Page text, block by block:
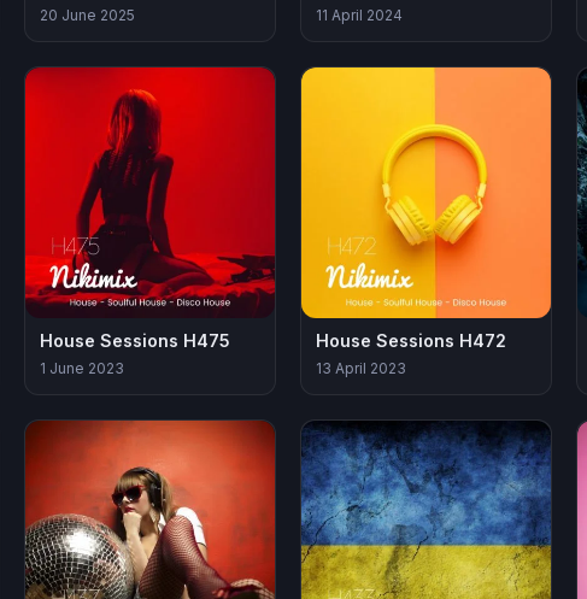
20 June 2025 11 April 2024
House Sessions H475
1 June 2023
House Sessions H472
13 April 2023